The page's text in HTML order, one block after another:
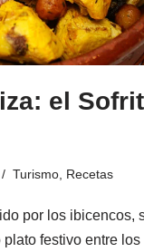
el Sofrit
Turismo Recetas
por los ibicencos,
festivo entre los